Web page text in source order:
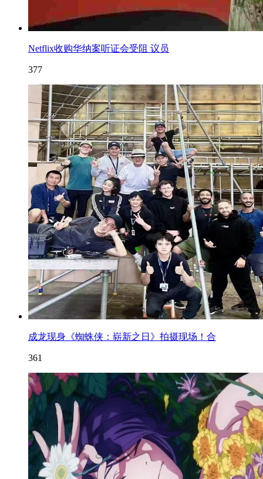
Netflix收购华纳案听证会受阻 议员
377
成龙现身《蜘蛛侠：崭新之日》拍摄现场！合
361